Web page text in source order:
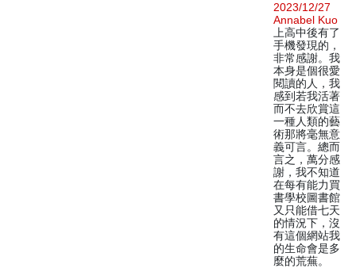
2023/12/27
Annabel Kuo
上高中後有了
手機發現的，
非常感謝。我
本身是個很愛
閱讀的人，我
感到若我活著
而不去欣賞這
一種人類的藝
術那將毫無意
義可言。總而
言之，萬分感
謝，我不知道
在每有能力買
書學校圖書館
又只能借七天
的情況下，沒
有這個網站我
的生命會是多
麼的荒蕪。